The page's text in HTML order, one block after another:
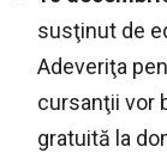
susţinut de
Adeveriţa
cursanţii vor
gratuită la